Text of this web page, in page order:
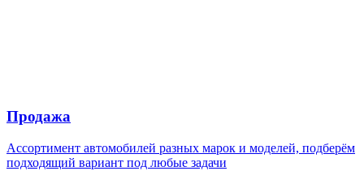
Продажа
Ассортимент автомобилей разных марок и моделей, подберём
подходящий вариант под любые задачи